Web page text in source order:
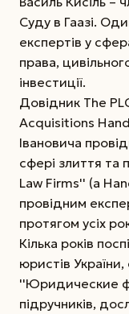
Суду в Гаазі.
експертів у
права,
інвестиції.
Довідник The
Acquisitions
Івановича
сфері злиття та
Law Firms'' (a
провідним
протягом усіх
Кілька років
юристів
''Юридические
підручників,